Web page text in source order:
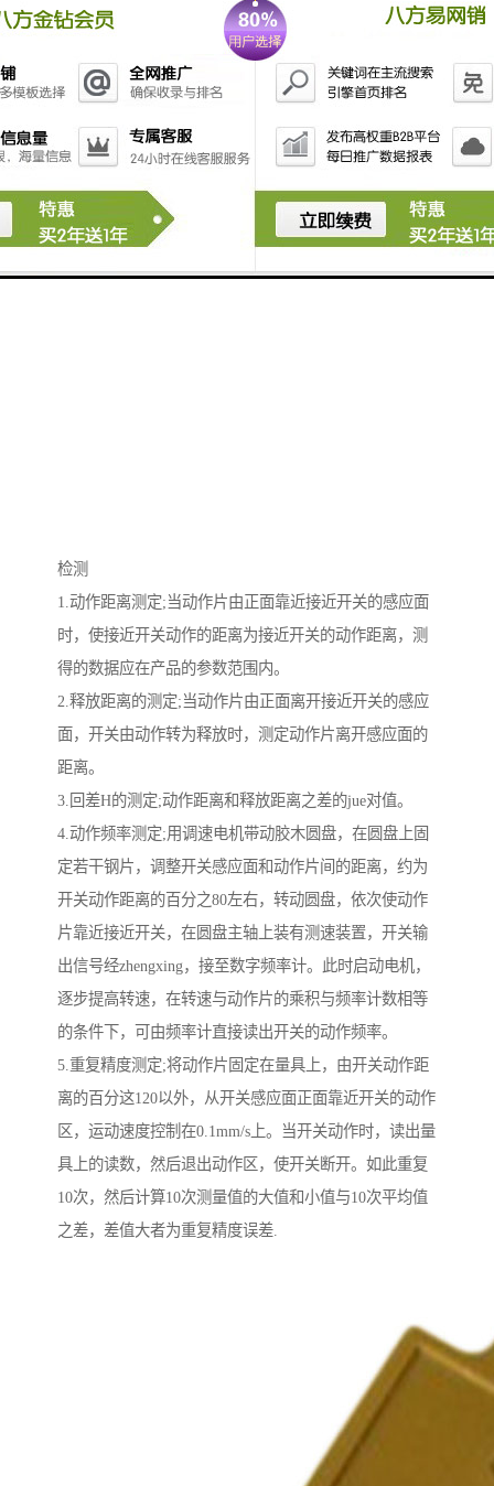
检测
1.动作距离测定;当动作片由正面靠近接近开关的感应面
时，使接近开关动作的距离为接近开关的动作距离，测
得的数据应在产品的参数范围内。
2.释放距离的测定;当动作片由正面离开接近开关的感应
面，开关由动作转为释放时，测定动作片离开感应面的
距离。
3.回差H的测定;动作距离和释放距离之差的jue对值。
4.动作频率测定;用调速电机带动胶木圆盘，在圆盘上固
定若干钢片，调整开关感应面和动作片间的距离，约为
开关动作距离的百分之80左右，转动圆盘，依次使动作
片靠近接近开关，在圆盘主轴上装有测速装置，开关输
出信号经zhengxing，接至数字频率计。此时启动电机，
逐步提高转速，在转速与动作片的乘积与频率计数相等
的条件下，可由频率计直接读出开关的动作频率。
5.重复精度测定;将动作片固定在量具上，由开关动作距
离的百分这120以外，从开关感应面正面靠近开关的动作
区，运动速度控制在0.1mm/s上。当开关动作时，读出量
具上的读数，然后退出动作区，使开关断开。如此重复
10次，然后计算10次测量值的大值和小值与10次平均值
之差，差值大者为重复精度误差.